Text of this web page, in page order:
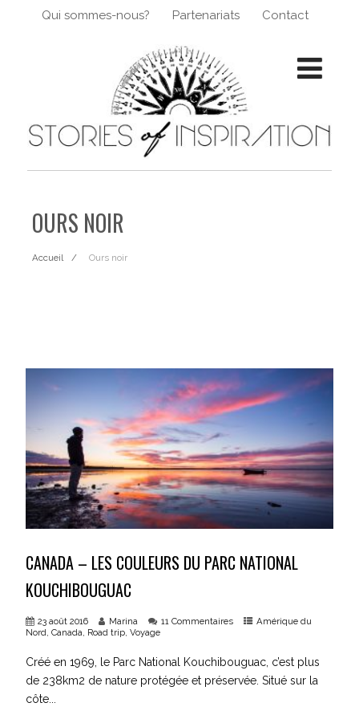
Qui sommes-nous? Partenariats Contact
OURS NOIR
Accueil Ours noir
CANADA – LES COULEURS DU PARC NATIONAL
KOUCHIBOUGUAC
23 août 2016 Marina 11 Commentaires
Amérique du
Nord,Canada, Road trip,Voyage
Créé en 1969, le Parc National Kouchibouguac, c’est plus
de 238km2 de nature protégée et préservée. Situé sur la
côte...